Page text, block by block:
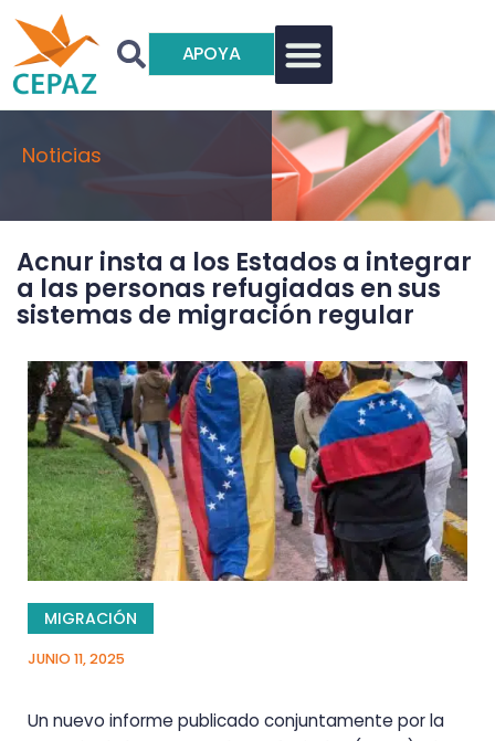
APOYA
Noticias
Acnur insta a los Estados a integrar
a las personas refugiadas en sus
sistemas de migración regular
MIGRACIÓN
JUNIO 11, 2025
Un nuevo informe publicado conjuntamente por la